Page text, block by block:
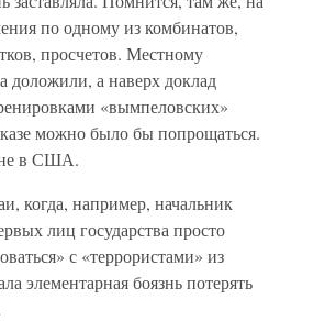
по одному из комбинатов,
просчетов. Местному
доложили, а наверх доклад
«вымпеловских»
можно было бы попрощаться.
в США.
когда, например, начальник
лиц государства просто
с «террористами» из
элементарная боязнь потерять